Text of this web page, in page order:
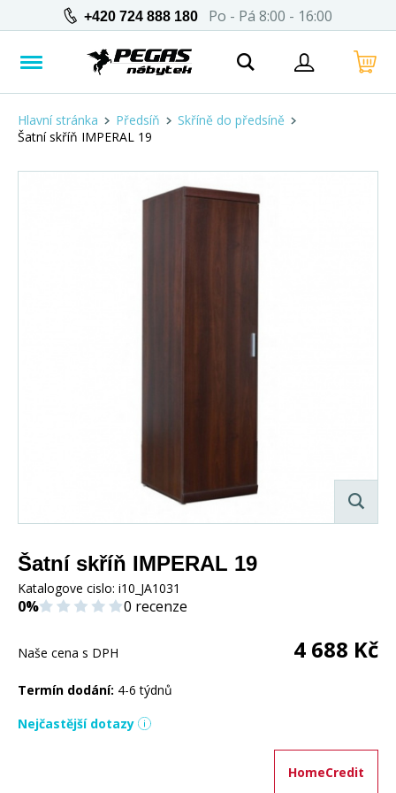
+420 724 888 180 Po - Pá 8:00 - 16:00
Hlavní stránka Předsíň
Skříně do předsíně
Šatní skříň IMPERAL 19
Šatní skříň IMPERAL 19
Katalogove cislo: i10_JA1031
0% 0 recenze
Naše cena s DPH 4 688 Kč
Termín dodání: 4-6 týdnů
Nejčastější dotazy
HomeCredit